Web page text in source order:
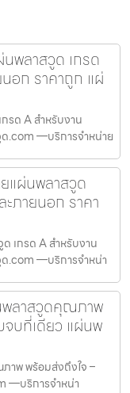
พลาสวูด เกรด
อก ราคาถูก แผ่
รด A สำหรับงาน
.com —บริการจำหน่าย
แผ่นพลาสวูด
ภายนอก ราคา
เกรด A สำหรับงาน
.com —บริการจำหน่า
พลาสวูดคุณภาพ
จบที่เดียว แผ่นพ
าพ พร้อมส่งถึงใจ –
—บริการจำหน่า